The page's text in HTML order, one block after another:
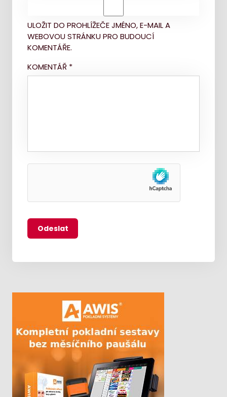
ULOŽIT DO PROHLÍŽEČE JMÉNO, E-MAIL A
WEBOVOU STRÁNKU PRO BUDOUCÍ
KOMENTÁŘE.
KOMENTÁŘ *